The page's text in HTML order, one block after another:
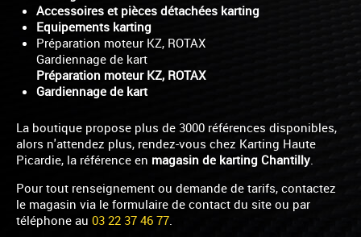
Accessoires et pièces détachées karting
Equipements karting
Préparation moteur KZ, ROTAX
Gardiennage de kart
Préparation moteur KZ, ROTAX
Gardiennage de kart
La boutique propose plus de 3000 références disponibles,
alors n'attendez plus, rendez-vous chez Karting Haute
Picardie, la référence en magasin de karting Chantilly.
Pour tout renseignement ou demande de tarifs, contactez
le magasin via le formulaire de contact du site ou par
téléphone au 03 22 37 46 77.